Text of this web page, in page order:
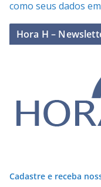
como seus dados
Hora H –
Cadastre e receba